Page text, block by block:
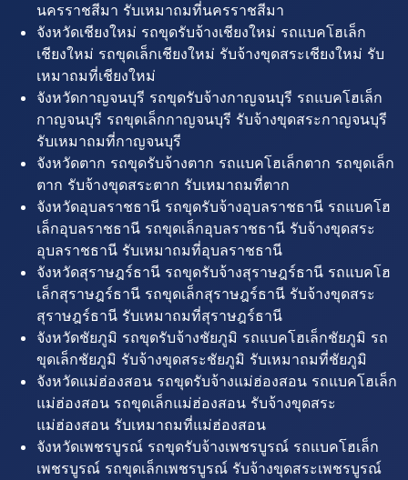
นครราชสีมา รับเหมาถมที่นครราชสีมา
จังหวัดเชียงใหม่ รถขุดรับจ้างเชียงใหม่ รถแบคโฮเล็ก
เชียงใหม่ รถขุดเล็กเชียงใหม่ รับจ้างขุดสระเชียงใหม่ รับ
เหมาถมที่เชียงใหม่
จังหวัดกาญจนบุรี รถขุดรับจ้างกาญจนบุรี รถแบคโฮเล็ก
กาญจนบุรี รถขุดเล็กกาญจนบุรี รับจ้างขุดสระกาญจนบุรี
รับเหมาถมที่กาญจนบุรี
จังหวัดตาก รถขุดรับจ้างตาก รถแบคโฮเล็กตาก รถขุดเล็ก
ตาก รับจ้างขุดสระตาก รับเหมาถมที่ตาก
จังหวัดอุบลราชธานี รถขุดรับจ้างอุบลราชธานี รถแบคโฮ
เล็กอุบลราชธานี รถขุดเล็กอุบลราชธานี รับจ้างขุดสระ
อุบลราชธานี รับเหมาถมที่อุบลราชธานี
จังหวัดสุราษฎร์ธานี รถขุดรับจ้างสุราษฎร์ธานี รถแบคโฮ
เล็กสุราษฎร์ธานี รถขุดเล็กสุราษฎร์ธานี รับจ้างขุดสระ
สุราษฎร์ธานี รับเหมาถมที่สุราษฎร์ธานี
จังหวัดชัยภูมิ รถขุดรับจ้างชัยภูมิ รถแบคโฮเล็กชัยภูมิ รถ
ขุดเล็กชัยภูมิ รับจ้างขุดสระชัยภูมิ รับเหมาถมที่ชัยภูมิ
จังหวัดแม่ฮ่องสอน รถขุดรับจ้างแม่ฮ่องสอน รถแบคโฮเล็ก
แม่ฮ่องสอน รถขุดเล็กแม่ฮ่องสอน รับจ้างขุดสระ
แม่ฮ่องสอน รับเหมาถมที่แม่ฮ่องสอน
จังหวัดเพชรบูรณ์ รถขุดรับจ้างเพชรบูรณ์ รถแบคโฮเล็ก
เพชรบูรณ์ รถขุดเล็กเพชรบูรณ์ รับจ้างขุดสระเพชรบูรณ์